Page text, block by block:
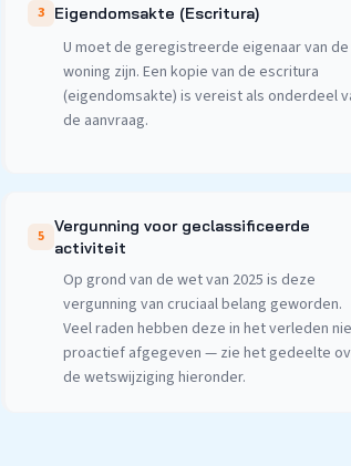
3 Eigendomsakte (Escritura)
U moet de geregistreerde eigenaar van de
woning zijn. Een kopie van de escritura
(eigendomsakte) is vereist als onderdeel
de aanvraag.
5
Vergunning voor geclassificeerde
activiteit
Op grond van de wet van 2025 is deze
vergunning van cruciaal belang geworden.
Veel raden hebben deze in het verleden
proactief afgegeven — zie het gedeelte
de wetswijziging hieronder.